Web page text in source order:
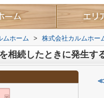
ムホーム > 株式会社カルムホー
相続したときに発生す
≪